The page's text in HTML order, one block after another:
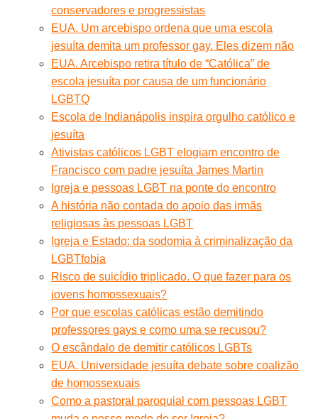
conservadores e progressistas
EUA. Um arcebispo ordena que uma escola
jesuíta demita um professor gay. Eles dizem não
EUA. Arcebispo retira título de “Católica” de
escola jesuíta por causa de um funcionário
LGBTQ
Escola de Indianápolis inspira orgulho católico e
jesuíta
Ativistas católicos LGBT elogiam encontro de
Francisco com padre jesuíta James Martin
Igreja e pessoas LGBT na ponte do encontro
A história não contada do apoio das irmãs
religiosas às pessoas LGBT
Igreja e Estado: da sodomia à criminalização da
LGBTfobia
Risco de suicídio triplicado. O que fazer para os
jovens homossexuais?
Por que escolas católicas estão demitindo
professores gays e como uma se recusou?
O escândalo de demitir católicos LGBTs
EUA. Universidade jesuíta debate sobre coalizão
de homossexuais
Como a pastoral paroquial com pessoas LGBT